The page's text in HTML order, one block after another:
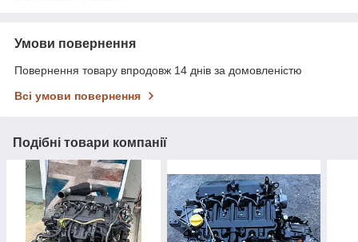
Умови повернення
Повернення товару впродовж 14 днів за домовленістю
Всі умови повернення
Подібні товари компанії